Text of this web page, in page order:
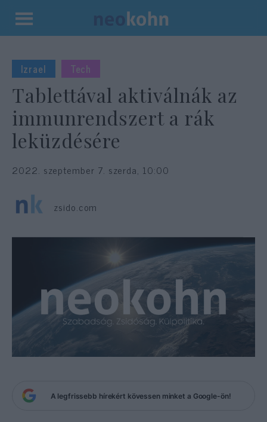
Kilépés
tartalomba
Izrael Tech
Tablettával aktiválnák az
immunrendszert a rák
leküzdésére
2022. szeptember 7. szerda, 10:00
zsido.com
A legfrissebb hírekért kövessen minket a Google-ön!